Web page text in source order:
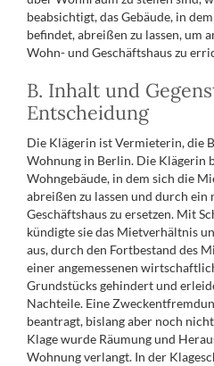
beabsichtigt, das Gebäude, in
befindet, abreißen zu lassen, um
Wohn- und Geschäftshaus zu
B. Inhalt und
Entscheidung
Die Klägerin ist Vermieterin, die
Wohnung in Berlin. Die Klägerin
Wohngebäude, in dem sich die
abreißen zu lassen und durch ein
Geschäftshaus zu ersetzen. Mit
kündigte sie das Mietverhältnis
aus, durch den Fortbestand des
einer angemessenen
Grundstücks gehindert und
Nachteile. Eine
beantragt, bislang aber noch
Klage wurde Räumung und
Wohnung verlangt. In der